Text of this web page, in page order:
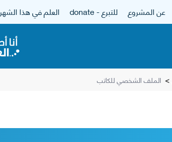
عن المشروع للتبرع - donate العلم في هذا الشهر
> الملف الشخصي للكاتب